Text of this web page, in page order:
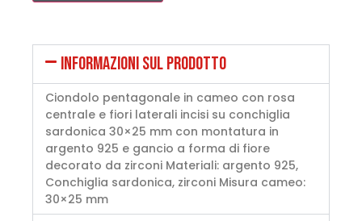
INFORMAZIONI SUL PRODOTTO
Ciondolo pentagonale in cameo con rosa
centrale e fiori laterali incisi su conchiglia
sardonica 30×25 mm con montatura in
argento 925 e gancio a forma di fiore
decorato da zirconi Materiali: argento 925,
Conchiglia sardonica, zirconi Misura cameo:
30×25 mm